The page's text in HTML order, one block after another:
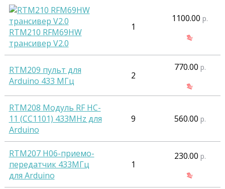
RTM210 RFM69HW
трансивер V2.0
1
1100.00 р.
RTM209 пульт для
Arduino 433 МГц
2
770.00 р.
RTM208 Модуль RF HC-
11 (CC1101) 433MHz для
Arduino
9 560.00 р.
RTM207 H06-приемо-
передатчик 433МГц
для Arduino
1
230.00 р.